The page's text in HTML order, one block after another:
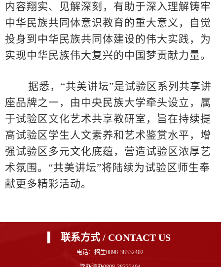
内容翔实、见解深刻，有助于深入理解铸牢
中华民族共同体意识教育的重大意义，自觉
投身到中华民族共同体建设的伟大实践，为
实现中华民族伟大复兴的中国梦贡献力量。
据悉，“共美讲坛”是试验区系列共享讲
座品牌之一，由中央民族大学牵头设立，属
于试验区文化艺术共享教研室，旨在持续提
高试验区学生人文素养和艺术鉴赏水平，增
强试验区多元文化底蕴，营造试验区浓厚艺
术氛围。“共美讲坛”将陆续为试验区师生奉
献更多精彩活动。
联系方式 / CONTACT US
电话：招生0898-38332402